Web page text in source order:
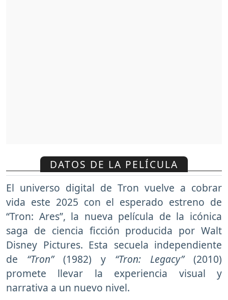
DATOS DE LA PELÍCULA
El universo digital de Tron vuelve a cobrar
vida este 2025 con el esperado estreno de
“Tron: Ares”, la nueva película de la icónica
saga de ciencia ficción producida por Walt
Disney Pictures. Esta secuela independiente
de “Tron”(1982) y “Tron: Legacy”(2010)
promete llevar la experiencia visual y
narrativa a un nuevo nivel.